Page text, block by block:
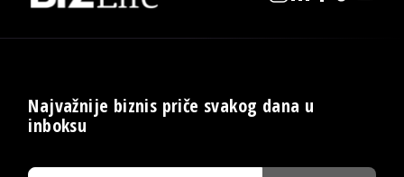
Najvažnije biznis priče svakog dana u
inboksu